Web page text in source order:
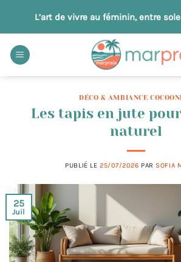
contenu
L’art de vivre au féminin, entre
DÉCO & AMBIANCE
Les tapis en jute
naturel
PUBLIÉ LE 25/07/2026 PARSOFIA
25
Juil